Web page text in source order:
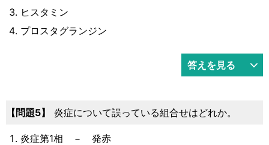
ヒスタミン
プロスタグランジン
答えを見る
問題5 炎症について誤っている組合せはどれか。
炎症第1相 － 発赤